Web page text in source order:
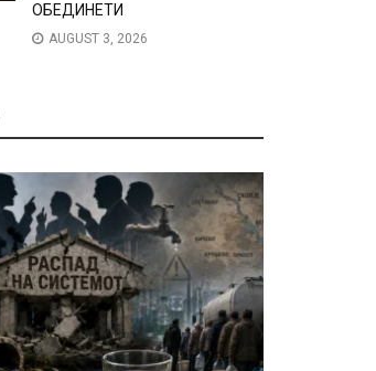
ОБЕДИНЕТИ
AUGUST 3, 2026